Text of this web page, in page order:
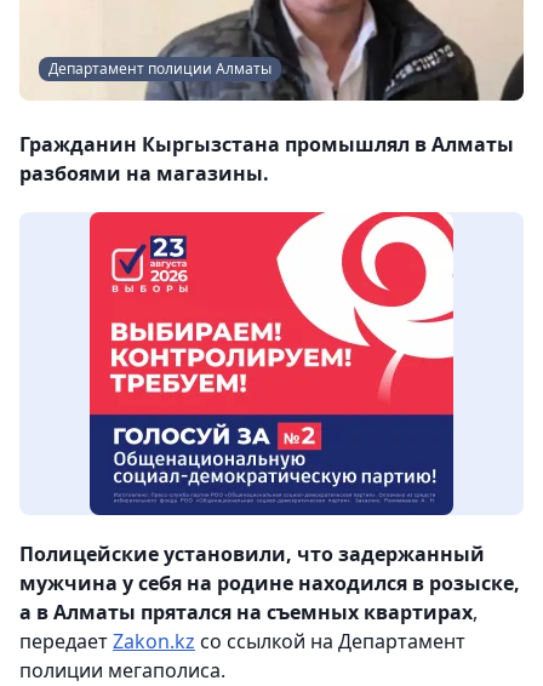
Департамент полиции Алматы
Гражданин Кыргызстана промышлял в Алматы
разбоями на магазины.
Полицейские установили, что задержанный
мужчина у себя на родине находился в розыске,
а в Алматы прятался на съемных квартирах,
передаетZakon.kz со ссылкой на Департамент
полиции мегаполиса.